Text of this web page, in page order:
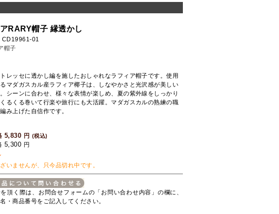
RARY帽子 縁透かし
CD19961-01
帽子
レッセに透かし編を施したおしゃれなラフィア帽子です。使用
マダガスカル産ラフィア椰子は、しなやかさと光沢感が美しい
シーンに合わせ、様々な表情が楽しめ、夏の紫外線をしっかり
るくる巻いて行楽や旅行にも大活躍。マダガスカルの熟練の職
み上げた自信作です。
5,830 円 (税込)
5,300 円
いませんが、只今品切れ中です。
頂く際は、お問合せフォームの「お問い合わせ内容」の欄に、
・商品番号をご記入してください。